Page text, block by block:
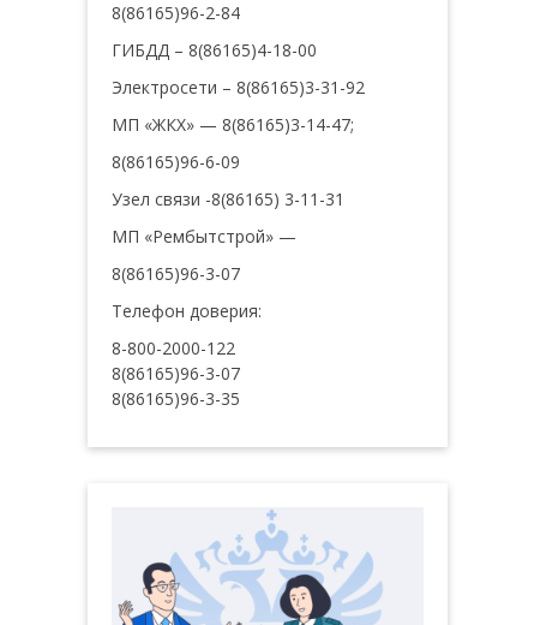
8(86165)96-2-84
ГИБДД – 8(86165)4-18-00
Электросети – 8(86165)3-31-92
МП «ЖКХ» — 8(86165)3-14-47;
8(86165)96-6-09
Узел связи -8(86165) 3-11-31
МП «Рембытстрой» —
8(86165)96-3-07
Телефон доверия:
8-800-2000-122
8(86165)96-3-07
8(86165)96-3-35